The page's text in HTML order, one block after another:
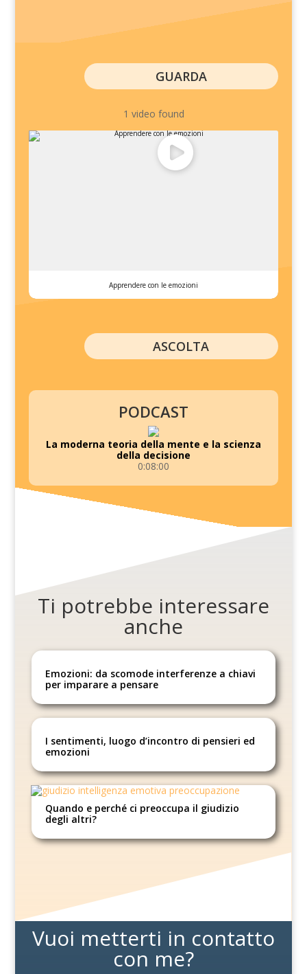
GUARDA
1 video found
Apprendere con le emozioni
ASCOLTA
PODCAST
La moderna teoria della mente e la scienza
della decisione
0:08:00
Ti potrebbe interessare
anche
Emozioni: da scomode interferenze a chiavi
per imparare a pensare
I sentimenti, luogo d’incontro di pensieri ed
emozioni
Quando e perché ci preoccupa il giudizio
degli altri?
Vuoi metterti in contatto
con me?